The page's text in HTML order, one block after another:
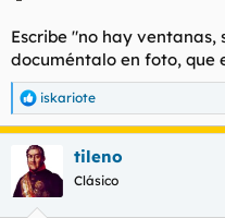
Escribe "no hay
documéntalo en foto, que
R
e
c
i
iskariote
tileno
Clásico